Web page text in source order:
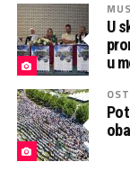
U
u